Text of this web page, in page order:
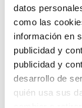
datos
como las
información en
publicidad y
publicidad y
desarrollo de
quién usa sus
Lo
te
Pero puedes
buscando en